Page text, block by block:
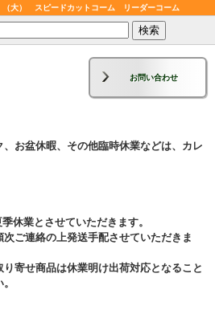
大） スピードカットコーム リーダーコーム
お問い合わせ
お盆休暇、その他臨時休業などは、カレ
休業とさせていただきます。
ご連絡の上発送手配させていただきま
寄せ商品は休業明け出荷対応となること